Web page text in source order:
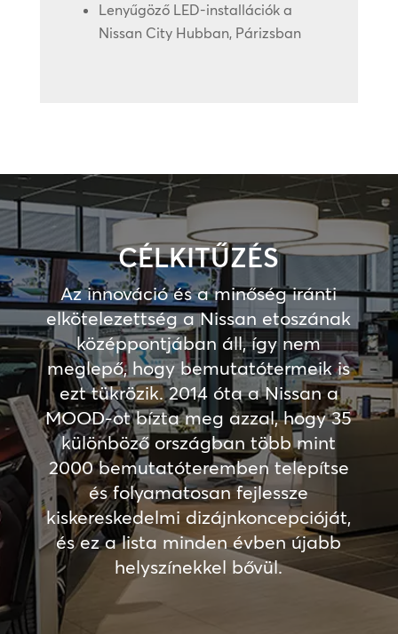
Lenyűgöző LED-installációk a
Nissan City Hubban, Párizsban
CÉLKITŰZÉS
Az innováció és a minőség iránti
elkötelezettség a Nissan etoszának
középpontjában áll, így nem
meglepő, hogy bemutatótermeik is
ezt tükrözik. 2014 óta a Nissan a
MOOD-ot bízta meg azzal, hogy 35
különböző országban több mint
2000 bemutatóteremben telepítse
és folyamatosan fejlessze
kiskereskedelmi dizájnkoncepcióját,
és ez a lista minden évben újabb
helyszínekkel bővül.